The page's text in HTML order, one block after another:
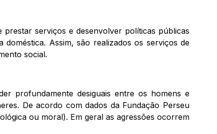
serviços e desenvolver políticas públicas
Assim, são realizados os serviços de
social.
profundamente desiguais entre os homens e
De acordo com dados da Fundação Perseu
ou moral). Em geral as agressões ocorrem